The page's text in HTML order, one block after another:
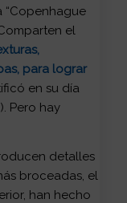
“Copenhague
el
para lograr
en su día
Pero hay
detalles
broceadas, el
han hecho